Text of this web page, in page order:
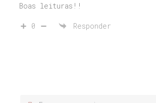
Boas leituras!!
0 Responder